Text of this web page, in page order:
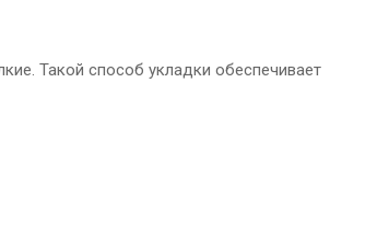
Такой способ укладки обеспечивает